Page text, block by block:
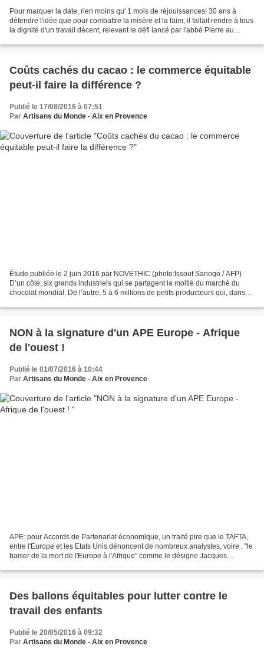
Pour marquer la date, rien moins qu' 1 mois de réjouissances! 30 ans à
défendre l'idée que pour combattre la misère et la faim, il fallait rendre à tous
la dignité d'un travail décent, relevant le défi lancé par l'abbé Pierre au
Coûts cachés du cacao : le commerce équitable
peut-il faire la différence ?
Publié le 17/08/2016 à 07:51
Par Artisans du Monde - Aix en Provence
Étude publiée le 2 juin 2016 par NOVETHIC (photo:Issouf Sanogo / AFP)
D’un côté, six grands industriels qui se partagent la moitié du marché du
chocolat mondial. De l’autre, 5 à 6 millions de petits producteurs qui, dans
NON à la signature d'un APE Europe - Afrique
de l'ouest !
Publié le 01/07/2016 à 10:44
Par Artisans du Monde - Aix en Provence
APE: pour Accords de Partenariat économique, un traité pire que le TAFTA,
entre l'Europe et les Etats Unis dénoncent de nombreux analystes, voire , "le
baiser de la mort de l'Europe à l'Afrique" comme le désigne Jacques
Des ballons équitables pour lutter contre le
travail des enfants
Publié le 20/05/2016 à 09:32
Par Artisans du Monde - Aix en Provence